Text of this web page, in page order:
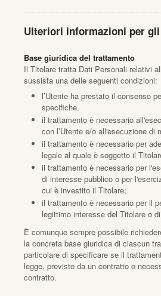
Ulteriori informazioni per
Base giuridica del trattamento
Il Titolare tratta Dati Personali relativi
sussista una delle seguenti condizioni:
l’Utente ha prestato il consenso
specifiche.
il trattamento è necessario
con l’Utente e/o all'esecuzione di
il trattamento è necessario per
legale al quale è soggetto il
il trattamento è necessario per
di interesse pubblico o per
cui è investito il Titolare;
il trattamento è necessario per il
legittimo interesse del Titolare o
È comunque sempre possibile
la concreta base giuridica di ciascun
particolare di specificare se il
legge, previsto da un contratto o
contratto.